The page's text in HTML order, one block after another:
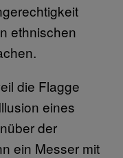
ethnischen
die Flagge
eines
der
ein Messer mit